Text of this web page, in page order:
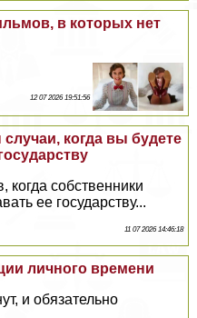
в которых нет
12 07 2026 19:51:56
когда вы будете
когда собственники
ее государству...
11 07 2026 14:46:18
личного времени
и обязательно